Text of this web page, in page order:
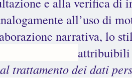
all’uso di
narrativa, lo
trattamento dei dati